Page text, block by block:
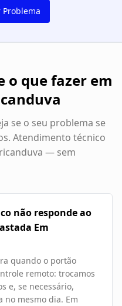
o que fazer em
se o seu problema se
Atendimento técnico
— sem
não responde ao
Em
quando o portão
remoto: trocamos
e, se necessário,
no mesmo dia. Em